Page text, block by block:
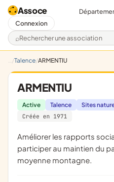
Assoce
Rechercher une
Connexion
Talence ARMENTIU
ARMENTIU
Active Talence Sites
Créée en 1971
Améliorer les rapports sociaux et culturels et
participer au maintien du
moyenne montagne.